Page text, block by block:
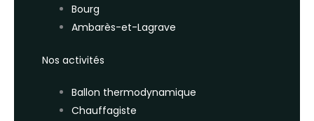
Bourg
Ambarès-et-Lagrave
Nos activités
Ballon thermodynamique
Chauffagiste